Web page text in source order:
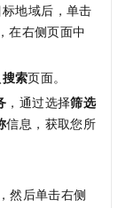
标地域后，单击
，在右侧页面中
搜索页面。
，通过选择筛选
信息，获取您所
然后单击右侧